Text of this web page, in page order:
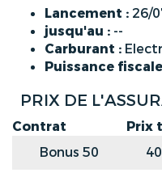
Lancement : 26/
jusqu'au : --
Carburant :
Puissance
PRIX DE
Contrat Prix
Bonus 50